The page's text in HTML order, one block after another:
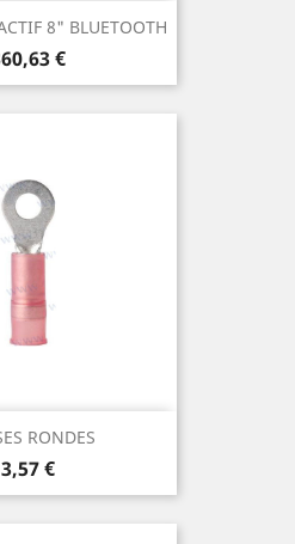
8" BLUETOOTH
€
RONDES
Prix
3,57 €